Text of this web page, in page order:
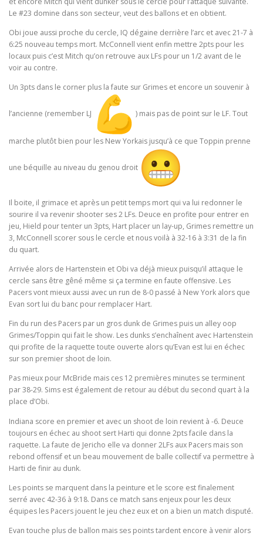
Le #23 domine dans son secteur, veut des ballons et en obtient.
Obi joue aussi proche du cercle, IQ dégaine derrière l’arc et avec 21-7 à
6:25 nouveau temps mort. McConnell vient enfin mettre 2pts pour les
locaux puis c’est Mitch qu’on retrouve aux LFs pour un 1/2 avant de le
voir au contre.
Un 3pts dans le corner plus la faute sur Grimes et encore un souvenir à
l’ancienne (remember LJ ) mais pas de point sur le LF. Tout
marche plutôt bien pour les New Yorkais jusqu’à ce que Toppin prenne
une béquille au niveau du genou droit
Il boite, il grimace et après un petit temps mort qui va lui redonner le
sourire il va revenir shooter ses 2 LFs. Deuce en profite pour entrer en
jeu, Hield pour tenter un 3pts, Hart placer un lay-up, Grimes remettre un
3, McConnell scorer sous le cercle et nous voilà à 32-16 à 3:31 de la fin
du quart.
Arrivée alors de Hartenstein et Obi va déjà mieux puisqu’il attaque le
cercle sans être gêné même si ça termine en faute offensive. Les
Pacers vont mieux aussi avec un run de 8-0 passé à New York alors que
Evan sort lui du banc pour remplacer Hart.
Fin du run des Pacers par un gros dunk de Grimes puis un alley oop
Grimes/Toppin qui fait le show. Les dunks s’enchaînent avec Hartenstein
qui profite de la raquette toute ouverte alors qu’Evan est lui en échec
sur son premier shoot de loin.
Pas mieux pour McBride mais ces 12 premières minutes se terminent
par 38-29. Sims est également de retour au début du second quart à la
place d’Obi.
Indiana score en premier et avec un shoot de loin revient à -6. Deuce
toujours en échec au shoot sert Harti qui donne 2pts facile dans la
raquette. La faute de Jericho elle va donner 2LFs aux Pacers mais son
rebond offensif et un beau mouvement de balle collectif va permettre à
Harti de finir au dunk.
Les points se marquent dans la peinture et le score est finalement
serré avec 42-36 à 9:18. Dans ce match sans enjeux pour les deux
équipes les Pacers jouent le jeu chez eux et on a bien un match disputé.
Evan touche plus de ballon mais ses points tardent encore à venir alors